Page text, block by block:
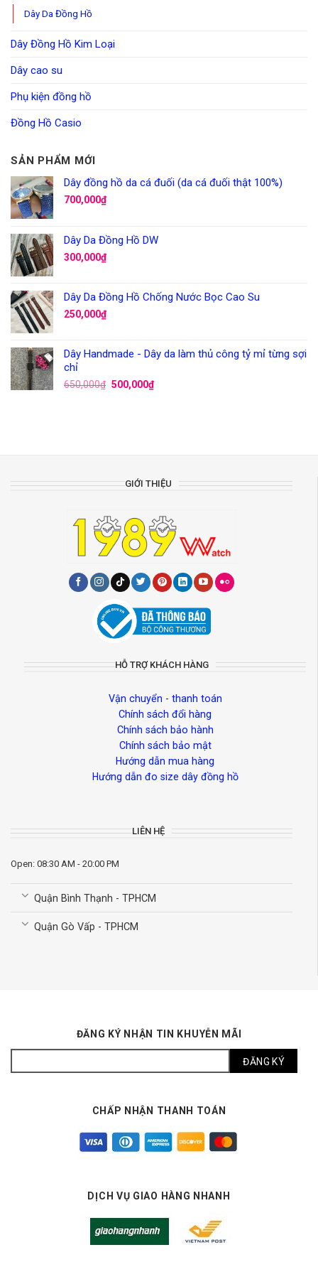
Dây Da Đồng Hồ
Dây Đồng Hồ Kim Loại
Dây cao su
Phụ kiện đồng hồ
Đồng Hồ Casio
SẢN PHẨM MỚI
Dây đồng hồ da cá đuối (da cá đuối thật 100%)
700,000₫
Dây Da Đồng Hồ DW
300,000₫
Dây Da Đồng Hồ Chống Nước Bọc Cao Su
250,000₫
Dây Handmade - Dây da làm thủ công tỷ mỉ từng sợi
chỉ
650,000₫ 500,000₫
GIỚI THIỆU
HỖ TRỢ KHÁCH HÀNG
Vận chuyển - thanh toán
Chính sách đổi hàng
Chính sách bảo hành
Chính sách bảo mật
Hướng dẫn mua hàng
Hướng dẫn đo size dây đồng hồ
LIÊN HỆ
Open: 08:30 AM - 20:00 PM
Quận Bình Thạnh - TPHCM
Quận Gò Vấp - TPHCM
ĐĂNG KÝ NHẬN TIN KHUYỄN MÃI
CHẤP NHẬN THANH TOÁN
DỊCH VỤ GIAO HÀNG NHANH